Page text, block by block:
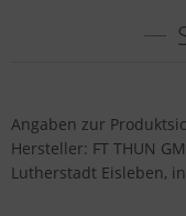
Angaben zur
Hersteller: FT THUN
Lutherstadt Eisleben,